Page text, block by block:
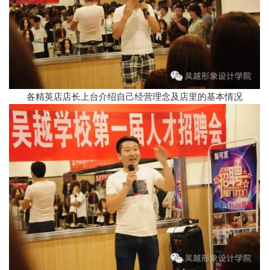
各精英店店长上台介绍自己经营理念及店里的基本情况